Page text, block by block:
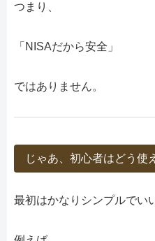
つまり、
「NISAだから安全」
ではありません。
じゃあ、初心者はどう使
最初はかなりシンプルでい